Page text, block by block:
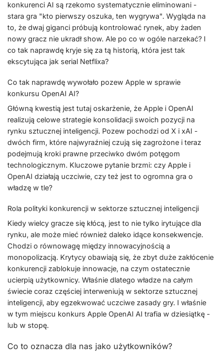
konkurenci AI są rzekomo systematycznie eliminowani -
stara gra "kto pierwszy oszuka, ten wygrywa". Wygląda na
to, że dwaj giganci próbują kontrolować rynek, aby żaden
nowy gracz nie ukradł show. Ale po co w ogóle narzekać? I
co tak naprawdę kryje się za tą historią, która jest tak
ekscytująca jak serial Netflixa?
Co tak naprawdę wywołało pozew Apple w sprawie
konkursu OpenAI AI?
Główną kwestią jest tutaj oskarżenie, że Apple i OpenAI
realizują celowe strategie konsolidacji swoich pozycji na
rynku sztucznej inteligencji. Pozew pochodzi od X i xAI -
dwóch firm, które najwyraźniej czują się zagrożone i teraz
podejmują kroki prawne przeciwko dwóm potęgom
technologicznym. Kluczowe pytanie brzmi: czy Apple i
OpenAI działają uczciwie, czy też jest to ogromna gra o
władzę w tle?
Rola polityki konkurencji w sektorze sztucznej inteligencji
Kiedy wielcy gracze się kłócą, jest to nie tylko irytujące dla
rynku, ale może mieć również daleko idące konsekwencje.
Chodzi o równowagę między innowacyjnością a
monopolizacją. Krytycy obawiają się, że zbyt duże zakłócenie
konkurencji zablokuje innowacje, na czym ostatecznie
ucierpią użytkownicy. Właśnie dlatego władze na całym
świecie coraz częściej interweniują w sektorze sztucznej
inteligencji, aby egzekwować uczciwe zasady gry. I właśnie
w tym miejscu konkurs Apple OpenAI AI trafia w dziesiątkę -
lub w stopę.
Co to oznacza dla nas jako użytkowników?